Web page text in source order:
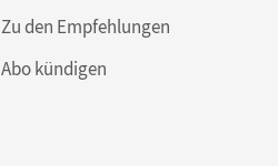
Zu den Empfehlungen
Abo kündigen